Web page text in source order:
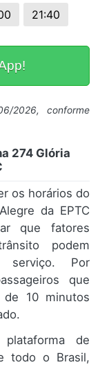
21:40
2026, conforme
274 Glória
os horários do
da EPTC
que fatores
podem
serviço. Por
que
de 10 minutos
de
todo o Brasil,